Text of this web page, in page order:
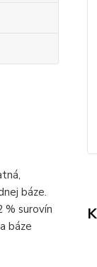
báze.
% surovín
báze